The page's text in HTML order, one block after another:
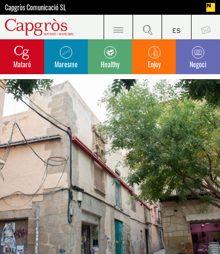
Capgròs Comunicació SL
Mataró Maresme Healthy Enjoy Negoci